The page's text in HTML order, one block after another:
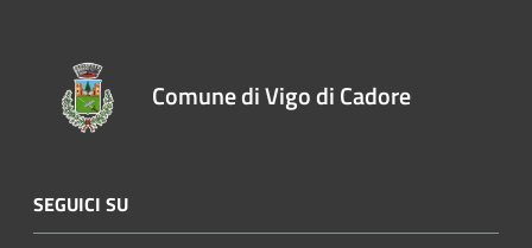
Comune di Vigo di Cadore
SEGUICI SU